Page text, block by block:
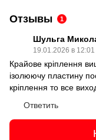
Отзывы 1
Шульга
19.01.2026 в 12:01
Крайове кріплення
ізолюючу пластину
кріплення то все
Ответить